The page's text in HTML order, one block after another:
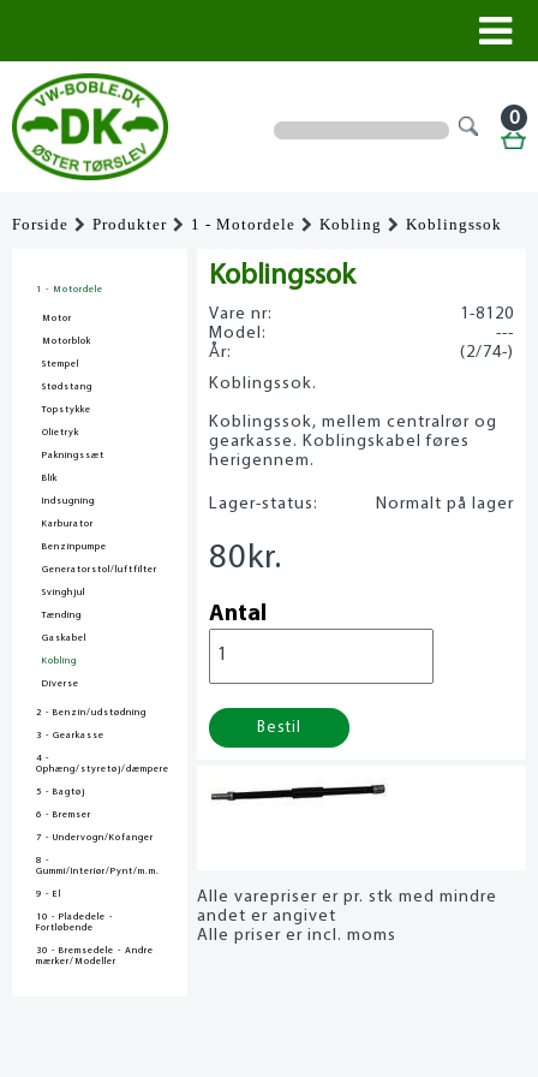
0
Forside Produkter 1 - Motordele Kobling Koblingssok
1 - Motordele
Motor
Motorblok
Stempel
Stødstang
Topstykke
Olietryk
Pakningssæt
Blik
Indsugning
Karburator
Benzinpumpe
Generatorstol/luftfilter
Svinghjul
Tænding
Gaskabel
Kobling
Diverse
2 - Benzin/udstødning
3 - Gearkasse
4 -
Ophæng/styretøj/dæmpere
5 - Bagtøj
6 - Bremser
7 - Undervogn/Kofanger
8 -
Gummi/Interiør/Pynt/m.m.
9 - El
10 - Pladedele -
Fortløbende
30 - Bremsedele - Andre
mærker/Modeller
Koblingssok
Vare nr:
1-8120
Model:
---
År:
(2/74-)
Koblingssok.
Koblingssok, mellem centralrør og
gearkasse. Koblingskabel føres
herigennem.
Lager-status: Normalt på lager
80 kr.
Antal
Bestil
Alle varepriser er pr. stk med mindre
andet er angivet
Alle priser er incl. moms